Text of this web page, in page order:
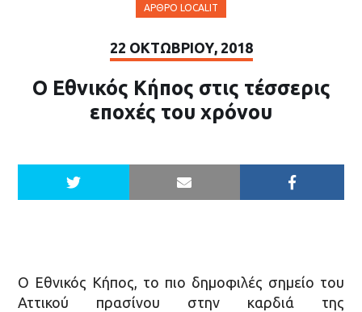
ΆΡΘΡΟ LOCALIT
22 ΟΚΤΩΒΡΊΟΥ, 2018
O Εθνικός Κήπος στις τέσσερις
εποχές του χρόνου
Ο Εθνικός Κήπος, το πιο δημοφιλές σημείο του
Αττικού πρασίνου στην καρδιά της